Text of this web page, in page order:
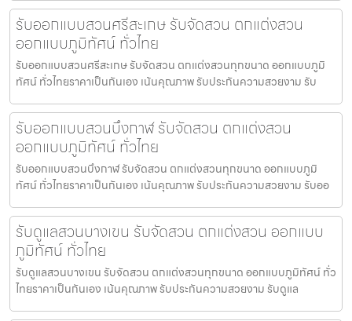
รับออกแบบสวนศรีสะเกษ รับจัดสวน ตกแต่งสวน
ออกแบบภูมิทัศน์ ทั่วไทย
รับออกแบบสวนศรีสะเกษ รับจัดสวน ตกแต่งสวนทุกขนาด ออกแบบภูมิ
ทัศน์ ทั่วไทยราคาเป็นกันเอง เน้นคุณภาพ รับประกันความสวยงาม รับ
รับออกแบบสวนบึงกาฬ รับจัดสวน ตกแต่งสวน
ออกแบบภูมิทัศน์ ทั่วไทย
รับออกแบบสวนบึงกาฬ รับจัดสวน ตกแต่งสวนทุกขนาด ออกแบบภูมิ
ทัศน์ ทั่วไทยราคาเป็นกันเอง เน้นคุณภาพ รับประกันความสวยงาม รับออ
รับดูแลสวนบางเขน รับจัดสวน ตกแต่งสวน ออกแบบ
ภูมิทัศน์ ทั่วไทย
รับดูแลสวนบางเขน รับจัดสวน ตกแต่งสวนทุกขนาด ออกแบบภูมิทัศน์ ทั่ว
ไทยราคาเป็นกันเอง เน้นคุณภาพ รับประกันความสวยงาม รับดูแล